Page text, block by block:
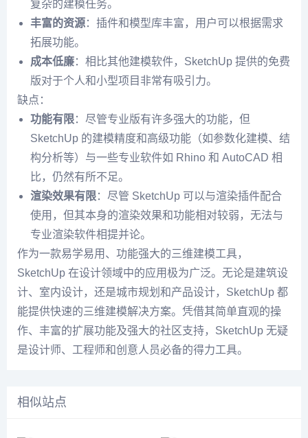
复杂的建模任务。
丰富的资源：插件和模型库丰富，用户可以根据需求
拓展功能。
成本低廉：相比其他建模软件，SketchUp 提供的免费
版对于个人和小型项目非常有吸引力。
缺点：
功能有限：尽管专业版有许多强大的功能，但
SketchUp 的建模精度和高级功能（如参数化建模、结
构分析等）与一些专业软件如 Rhino 和 AutoCAD 相
比，仍然有所不足。
渲染效果有限：尽管 SketchUp 可以与渲染插件配合
使用，但其本身的渲染效果和功能相对较弱，无法与
专业渲染软件相提并论。
作为一款易学易用、功能强大的三维建模工具，
SketchUp 在设计领域中的应用极为广泛。无论是建筑设
计、室内设计，还是城市规划和产品设计，SketchUp 都
能提供快速的三维建模解决方案。凭借其简单直观的操
作、丰富的扩展功能及强大的社区支持，SketchUp 无疑
是设计师、工程师和创意人员必备的得力工具。
相似站点